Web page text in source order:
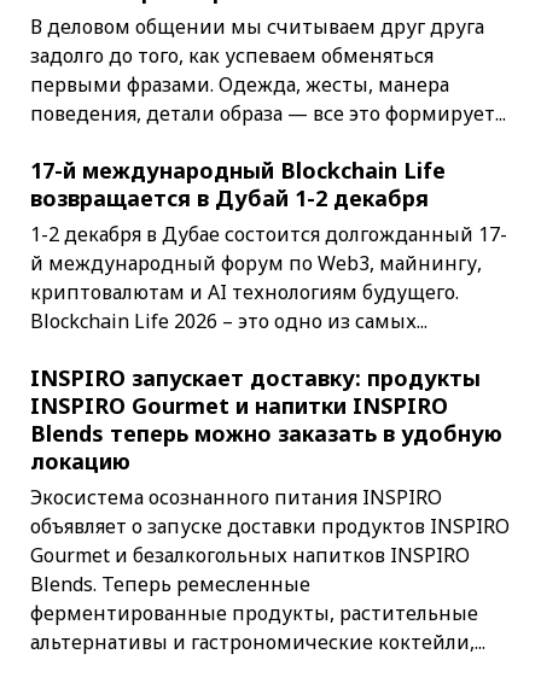
В деловом общении мы считываем друг друга
задолго до того, как успеваем обменяться
первыми фразами. Одежда, жесты, манера
поведения, детали образа — все это формирует...
17-й международный Blockchain Life
возвращается в Дубай 1-2 декабря
1-2 декабря в Дубае состоится долгожданный 17-
й международный форум по Web3, майнингу,
криптовалютам и AI технологиям будущего.
Blockchain Life 2026 – это одно из самых...
INSPIRO запускает доставку: продукты
INSPIRO Gourmet и напитки INSPIRO
Blends теперь можно заказать в удобную
локацию
Экосистема осознанного питания INSPIRO
объявляет о запуске доставки продуктов INSPIRO
Gourmet и безалкогольных напитков INSPIRO
Blends. Теперь ремесленные
ферментированные продукты, растительные
альтернативы и гастрономические коктейли,...